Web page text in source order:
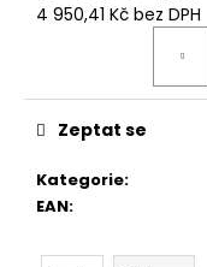
4 950,41 Kč bez DPH
Kategorie:
EAN:
Zeptat se
u
m
e
WHIRLPOOL